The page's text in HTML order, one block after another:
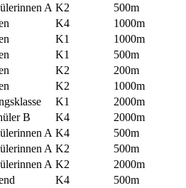
A K2 500m
K4 1000m
K1 1000m
K1 500m
K2 200m
K2 1000m
K1 2000m
B K4 2000m
A K4 500m
A K2 500m
A K2 2000m
K4 500m